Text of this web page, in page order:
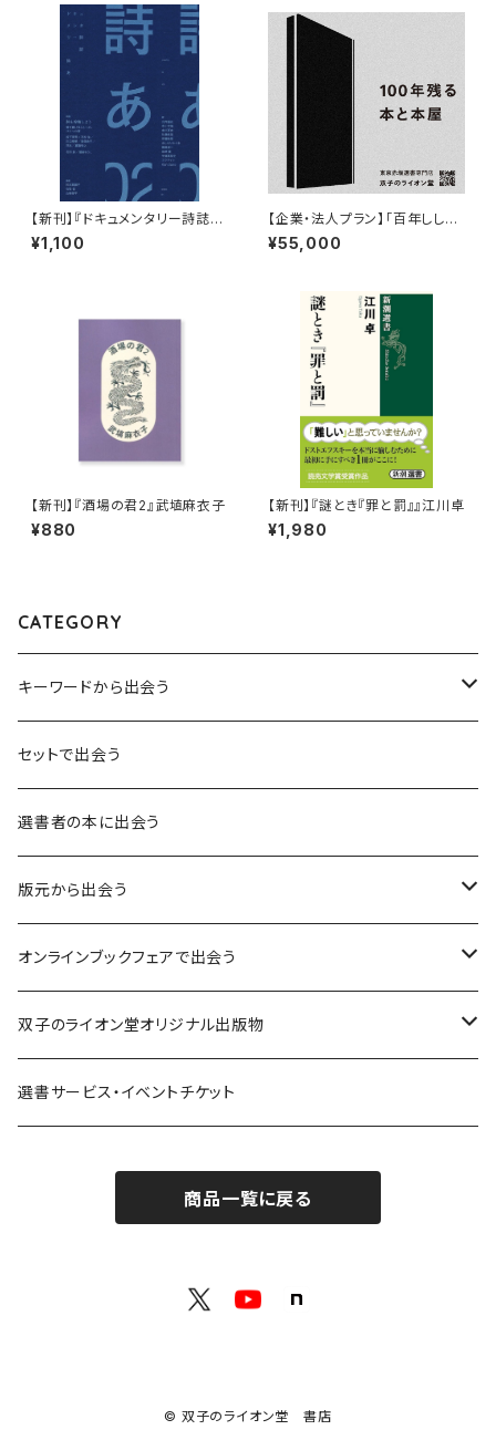
【新刊】『ドキュメンタリー詩誌
詩あ 02: 詩を投稿しよう 書き続
けることへの、ひとつの扉』
¥1,100
【企業・法人プラン】「百年ししの
友」第６期（2026/08/01〜202
7/7/31）
¥55,000
【新刊】『酒場の君2』武埴麻衣子
¥880
【新刊】『謎とき『罪と罰』』江川卓
¥1,980
CATEGORY
キーワードから出会う
言葉：思考の種となるもの
異界：日常から離れた視点
意志：自ら進む力
解体：固定観念を壊す
熱源：情熱を呼び起こす
共鳴：他者や世界とつながる
記憶：過去と向き合う
余白：答えを出さない時間
セットで出会う
選書者の本に出会う
版元から出会う
荒蝦夷フェア
クオン
寿郎社
オンラインブックフェアで出会う
本屋発の文芸誌『しししし』フェア！！
韓国文学フェア！！
ZINE・同人誌フェア！！（2023年11月）
詩歌フェア！！（2023年10月）
双子のライオン堂オリジナル出版物
書籍
選書サービス・イベントチケット
商品一覧に戻る
© 双子のライオン堂 書店